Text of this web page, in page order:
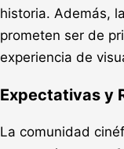
historia. Además,
prometen ser de
experiencia de
Expectativas y
La comunidad